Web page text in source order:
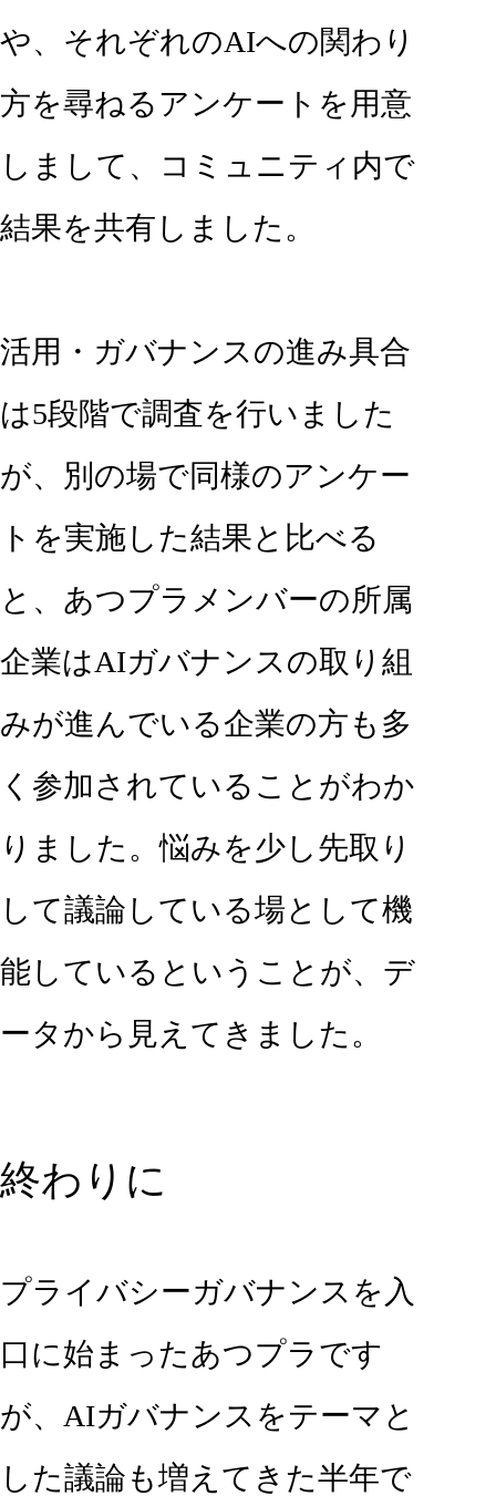
や、それぞれのAIへの関わり
方を尋ねるアンケートを用意
しまして、コミュニティ内で
結果を共有しました。
活用・ガバナンスの進み具合
は5段階で調査を行いました
が、別の場で同様のアンケー
トを実施した結果と比べる
と、あつプラメンバーの所属
企業はAIガバナンスの取り組
みが進んでいる企業の方も多
く参加されていることがわか
りました。悩みを少し先取り
して議論している場として機
能しているということが、デ
ータから見えてきました。
終わりに
プライバシーガバナンスを入
口に始まったあつプラです
が、AIガバナンスをテーマと
した議論も増えてきた半年で